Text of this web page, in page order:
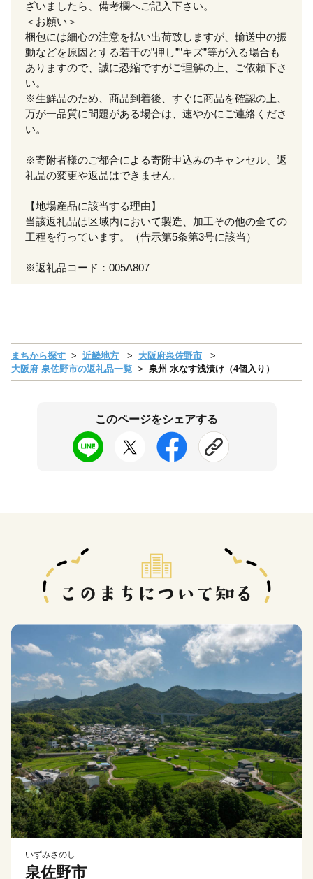
ざいましたら、備考欄へご記入下さい。
＜お願い＞
梱包には細心の注意を払い出荷致しますが、輸送中の振
動などを原因とする若干の”押し””キズ”等が入る場合も
ありますので、誠に恐縮ですがご理解の上、ご依頼下さ
い。
※生鮮品のため、商品到着後、すぐに商品を確認の上、
万が一品質に問題がある場合は、速やかにご連絡くださ
い。
※寄附者様のご都合による寄附申込みのキャンセル、返
礼品の変更や返品はできません。
【地場産品に該当する理由】
当該返礼品は区域内において製造、加工その他の全ての
工程を行っています。（告示第5条第3号に該当）
※返礼品コード：005A807
まちから探す 近畿地方
大阪府泉佐野市
大阪府 泉佐野市の返礼品一覧
泉州 水なす浅漬け（4個入り）
このページをシェアする
いずみさのし
泉佐野市